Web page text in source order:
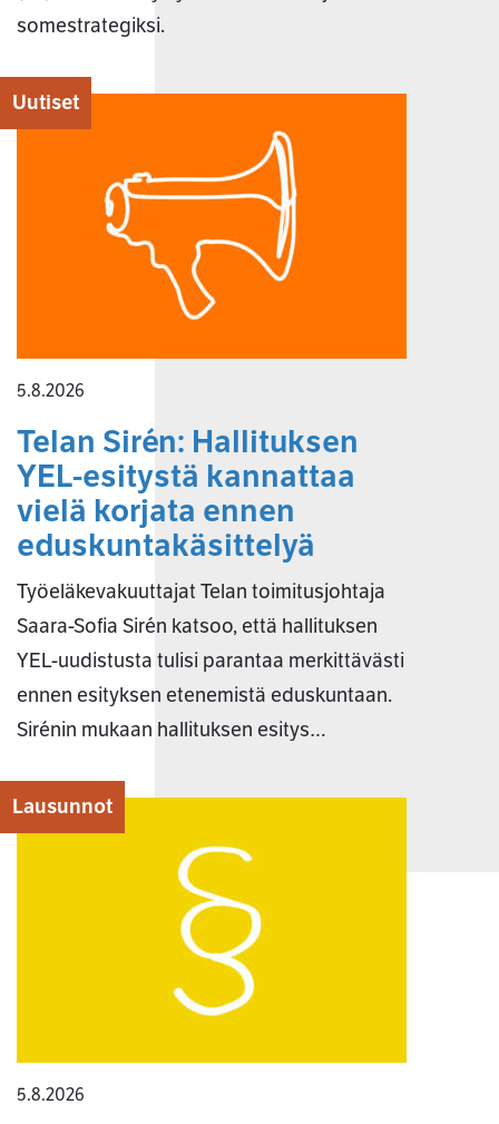
somestrategiksi.
Uutiset
5.8.2026
Telan Sirén: Hallituksen
YEL-esitystä kannattaa
vielä korjata ennen
eduskuntakäsittelyä
Työeläkevakuuttajat Telan toimitusjohtaja
Saara-Sofia Sirén katsoo, että hallituksen
YEL-uudistusta tulisi parantaa merkittävästi
ennen esityksen etenemistä eduskuntaan.
Sirénin mukaan hallituksen esitys…
Lausunnot
5.8.2026